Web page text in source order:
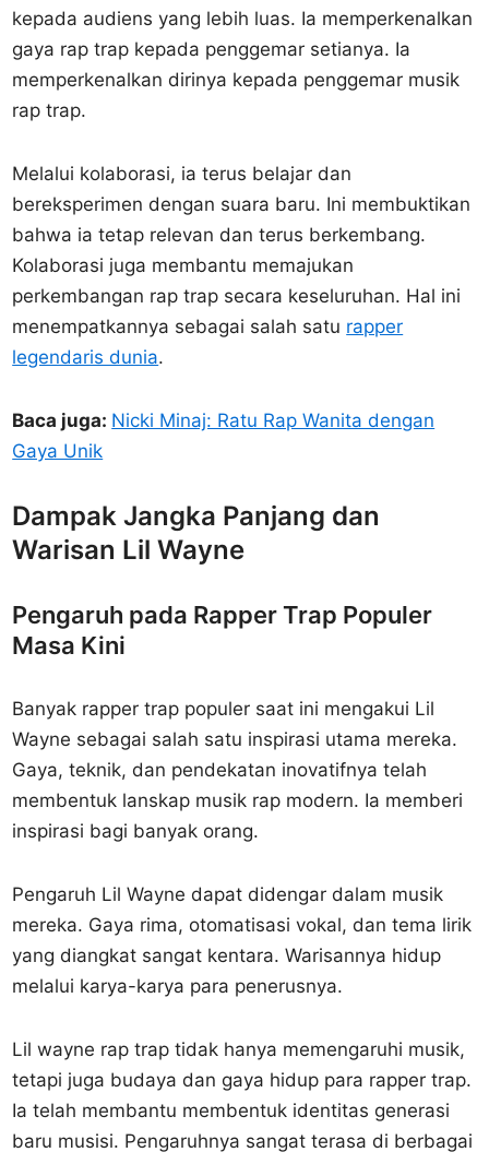
kepada audiens yang lebih luas. Ia memperkenalkan
gaya rap trap kepada penggemar setianya. Ia
memperkenalkan dirinya kepada penggemar musik
rap trap.
Melalui kolaborasi, ia terus belajar dan
bereksperimen dengan suara baru. Ini membuktikan
bahwa ia tetap relevan dan terus berkembang.
Kolaborasi juga membantu memajukan
perkembangan rap trap secara keseluruhan. Hal ini
menempatkannya sebagai salah satu rapper
legendaris dunia.
Baca juga: Nicki Minaj: Ratu Rap Wanita dengan
Gaya Unik
Dampak Jangka Panjang dan
Warisan Lil Wayne
Pengaruh pada Rapper Trap Populer
Masa Kini
Banyak rapper trap populer saat ini mengakui Lil
Wayne sebagai salah satu inspirasi utama mereka.
Gaya, teknik, dan pendekatan inovatifnya telah
membentuk lanskap musik rap modern. Ia memberi
inspirasi bagi banyak orang.
Pengaruh Lil Wayne dapat didengar dalam musik
mereka. Gaya rima, otomatisasi vokal, dan tema lirik
yang diangkat sangat kentara. Warisannya hidup
melalui karya-karya para penerusnya.
Lil wayne rap trap tidak hanya memengaruhi musik,
tetapi juga budaya dan gaya hidup para rapper trap.
Ia telah membantu membentuk identitas generasi
baru musisi. Pengaruhnya sangat terasa di berbagai